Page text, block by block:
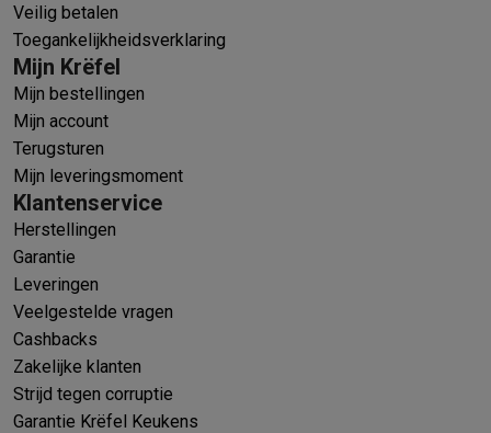
Veilig betalen
Toegankelijkheidsverklaring
Mijn Krëfel
Mijn bestellingen
Mijn account
Terugsturen
Mijn leveringsmoment
Klantenservice
Herstellingen
Garantie
Leveringen
Veelgestelde vragen
Cashbacks
Zakelijke klanten
Strijd tegen corruptie
Garantie Krëfel Keukens